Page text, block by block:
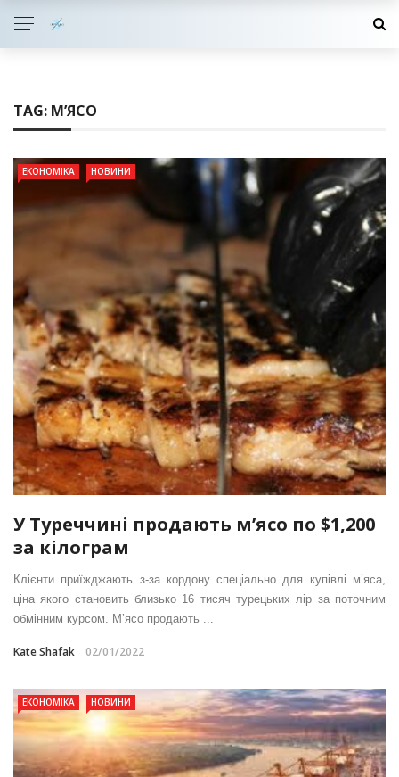
TAG: М’ЯСО
ЕКОНОМІКА НОВИНИ
У Туреччині продають м’ясо по $1,200
за кілограм
Клієнти приїжджають з-за кордону спеціально для купівлі м’яса,
ціна якого становить близько 16 тисяч турецьких лір за поточним
обмінним курсом. М’ясо продають ...
Kate Shafak 02/01/2022
ЕКОНОМІКА НОВИНИ